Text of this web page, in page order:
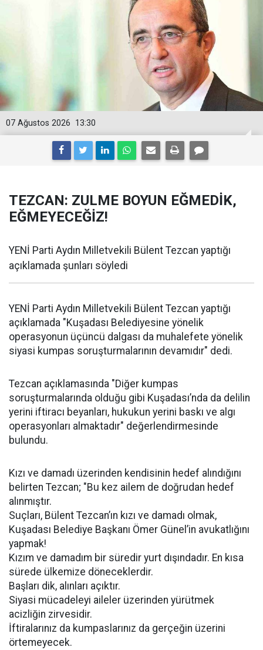
13:30
07 Ağustos 2026
TEZCAN: ZULME BOYUN EĞMEDİK,
EĞMEYECEĞİZ!
YENİ Parti Aydın Milletvekili Bülent Tezcan yaptığı
açıklamada şunları söyledi
YENİ Parti Aydın Milletvekili Bülent Tezcan yaptığı
açıklamada "Kuşadası Belediyesine yönelik
operasyonun üçüncü dalgası da muhalefete yönelik
siyasi kumpas soruşturmalarının devamıdır" dedi.
Tezcan açıklamasında "Diğer kumpas
soruşturmalarında olduğu gibi Kuşadası’nda da delilin
yerini iftiracı beyanları, hukukun yerini baskı ve algı
operasyonları almaktadır" değerlendirmesinde
bulundu.
Kızı ve damadı üzerinden kendisinin hedef alındığını
belirten Tezcan; "Bu kez ailem de doğrudan hedef
alınmıştır.
Suçları, Bülent Tezcan’ın kızı ve damadı olmak,
Kuşadası Belediye Başkanı Ömer Günel’in avukatlığını
yapmak!
Kızım ve damadım bir süredir yurt dışındadır. En kısa
sürede ülkemize döneceklerdir.
Başları dik, alınları açıktır.
Siyasi mücadeleyi aileler üzerinden yürütmek
acizliğin zirvesidir.
İftiralarınız da kumpaslarınız da gerçeğin üzerini
örtemeyecek.